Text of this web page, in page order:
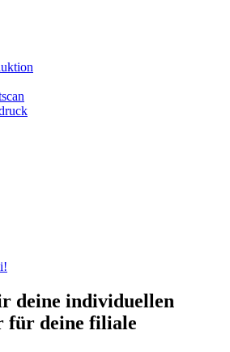
deine individuellen
für deine filiale